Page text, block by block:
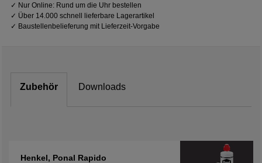
✓ Nur Online: Rund um die Uhr bestellen
✓ Über 14.000 schnell lieferbare Lagerartikel
✓ Baustellenbelieferung mit Lieferzeit-Vorgabe
Zubehör Downloads
Henkel, Ponal Rapido